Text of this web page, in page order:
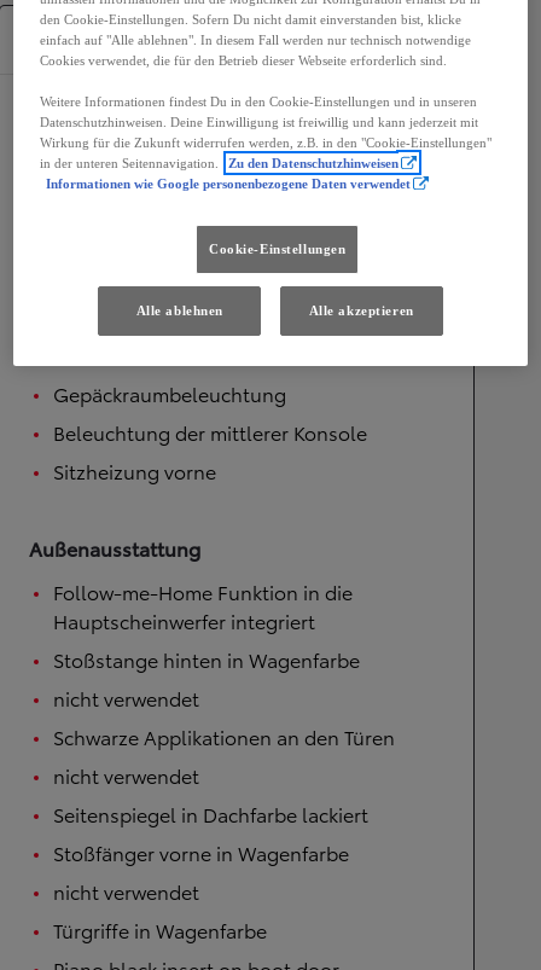
Ausstattung
Komfort
Sitzhöheneinstellung für Beifahrersitz
Armauflage in Mittelkonsole
Innenraumbeleuchtung vorne, LED
Fahrersitz höhenverstellbar
Fußraumlicht, weiß
Gepäckraumbeleuchtung
Beleuchtung der mittlerer Konsole
Sitzheizung vorne
Außenausstattung
Follow-me-Home Funktion in die
Hauptscheinwerfer integriert
Stoßstange hinten in Wagenfarbe
nicht verwendet
Schwarze Applikationen an den Türen
nicht verwendet
Seitenspiegel in Dachfarbe lackiert
Stoßfänger vorne in Wagenfarbe
nicht verwendet
Türgriffe in Wagenfarbe
den Cookie-Einstellungen. Sofern Du nicht damit einverstanden bist, klicke
einfach auf "Alle ablehnen". In diesem Fall werden nur technisch notwendige
Cookies verwendet, die für den Betrieb dieser Webseite erforderlich sind.
Weitere Informationen findest Du in den Cookie-Einstellungen und in unseren
Datenschutzhinweisen. Deine Einwilligung ist freiwillig und kann jederzeit mit
Wirkung für die Zukunft widerrufen werden, z.B. in den "Cookie-Einstellungen"
in der unteren Seitennavigation.
Zu den Datenschutzhinweisen
Informationen wie Google personenbezogene Daten verwendet
Cookie-Einstellungen
Alle ablehnen Alle akzeptieren